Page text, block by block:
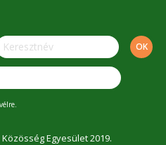
Egyesület 2019.